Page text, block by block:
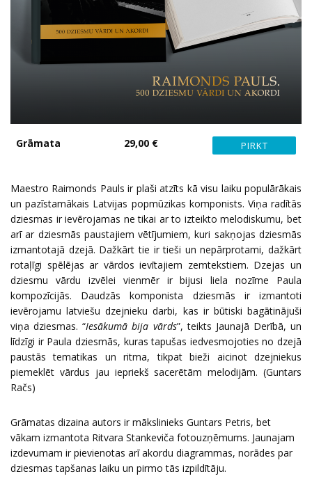
Grāmata 29,00 €
Maestro Raimonds Pauls ir plaši atzīts kā visu laiku populārākais
un pazīstamākais Latvijas popmūzikas komponists. Viņa radītās
dziesmas ir ievērojamas ne tikai ar to izteikto melodiskumu, bet
arī ar dziesmās paustajiem vētījumiem, kuri sakņojas dziesmās
izmantotajā dzejā. Dažkārt tie ir tieši un nepārprotami, dažkārt
rotaļīgi spēlējas ar vārdos ievītajiem zemtekstiem. Dzejas un
dziesmu vārdu izvēlei vienmēr ir bijusi liela nozīme Paula
kompozīcijās. Daudzās komponista dziesmās ir izmantoti
ievērojamu latviešu dzejnieku darbi, kas ir būtiski bagātinājuši
viņa dziesmas. “Iesākumā bija vārds”, teikts Jaunajā Derībā, un
līdzīgi ir Paula dziesmās, kuras tapušas iedvesmojoties no dzejā
paustās tematikas un ritma, tikpat bieži aicinot dzejniekus
piemeklēt vārdus jau iepriekš sacerētām melodijām. (Guntars
Račs)
Grāmatas dizaina autors ir mākslinieks Guntars Petris, bet
vākam izmantota Ritvara Stankeviča fotouzņēmums. Jaunajam
izdevumam ir pievienotas arī akordu diagrammas, norādes par
dziesmas tapšanas laiku un pirmo tās izpildītāju.